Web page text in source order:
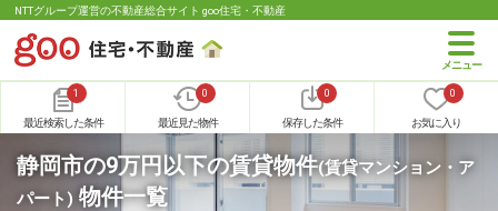
NTTグループ運営の不動産総合サイト goo住宅・不動産
1
最近検索した条件
0
最近見た物件
0
保存した条件
0
お気に入り
静岡市の9万円以下の賃貸物件(賃貸マンション・ア
パート) 物件一覧